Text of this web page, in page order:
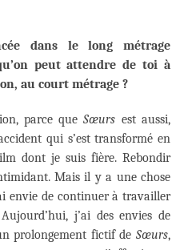
dans le long métrage
peut attendre de toi à
au court métrage ?
parce queSœurs est aussi,
qui s’est transformé en
dont je suis fière. Rebondir
Mais il y a une chose
envie de continuer à travailler
j’ai des envies de
prolongement fictif de Sœurs,